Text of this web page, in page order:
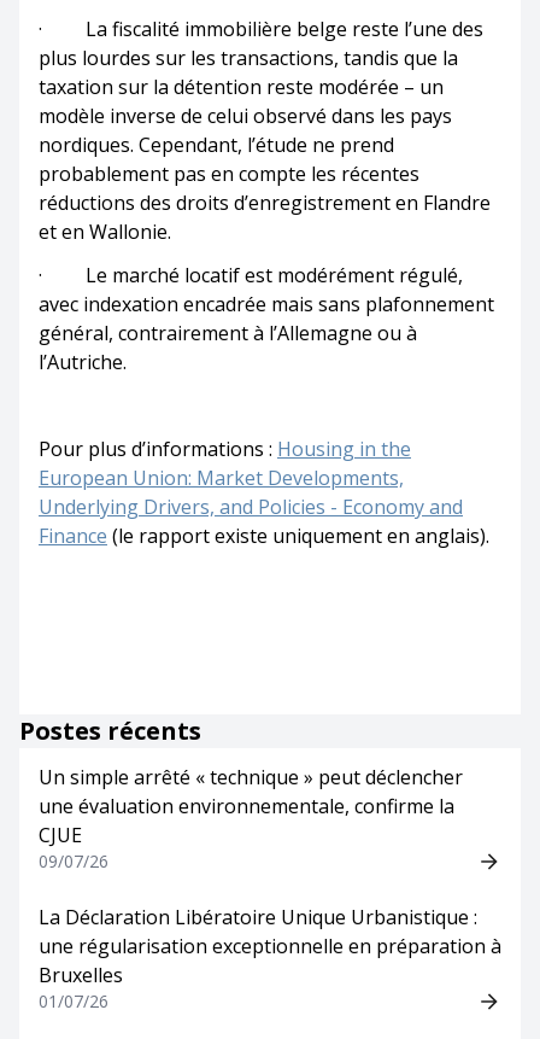
· La fiscalité immobilière belge reste l’une des
plus lourdes sur les transactions, tandis que la
taxation sur la détention reste modérée – un
modèle inverse de celui observé dans les pays
nordiques. Cependant, l’étude ne prend
probablement pas en compte les récentes
réductions des droits d’enregistrement en Flandre
et en Wallonie.
· Le marché locatif est modérément régulé,
avec indexation encadrée mais sans plafonnement
général, contrairement à l’Allemagne ou à
l’Autriche.
Pour plus d’informations : Housing in the
European Union: Market Developments,
Underlying Drivers, and Policies - Economy and
Finance (le rapport existe uniquement en anglais).
Postes récents
Un simple arrêté « technique » peut déclencher
une évaluation environnementale, confirme la
CJUE
09/07/26
La Déclaration Libératoire Unique Urbanistique :
une régularisation exceptionnelle en préparation à
Bruxelles
01/07/26